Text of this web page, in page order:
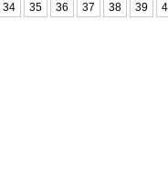
34 35 36 37 38 39